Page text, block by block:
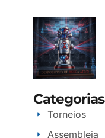
Categorias
Torneios
Assembleia